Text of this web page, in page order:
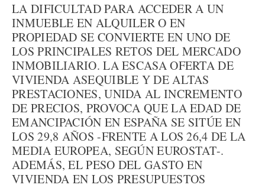
LA DIFICULTAD PARA ACCEDER A UN
INMUEBLE EN ALQUILER O EN
PROPIEDAD SE CONVIERTE EN UNO DE
LOS PRINCIPALES RETOS DEL MERCADO
INMOBILIARIO. LA ESCASA OFERTA DE
VIVIENDA ASEQUIBLE Y DE ALTAS
PRESTACIONES, UNIDA AL INCREMENTO
DE PRECIOS, PROVOCA QUE LA EDAD DE
EMANCIPACIÓN EN ESPAÑA SE SITÚE EN
LOS 29,8 AÑOS -FRENTE A LOS 26,4 DE LA
MEDIA EUROPEA, SEGÚN EUROSTAT-.
ADEMÁS, EL PESO DEL GASTO EN
VIVIENDA EN LOS PRESUPUESTOS